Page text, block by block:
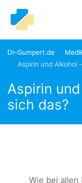
Dr-Gumpert.de
Aspirin und Alkohol
Aspirin
sich das?
Wie bei allen